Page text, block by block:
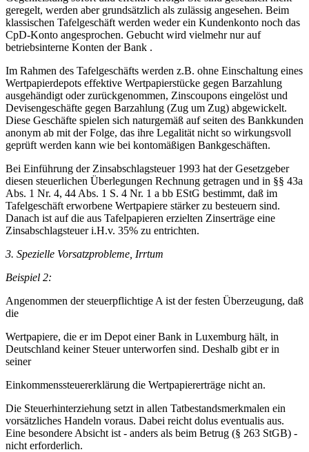
geregelt, werden aber grundsätzlich als zulässig angesehen. Beim
klassischen Tafelgeschäft werden weder ein Kundenkonto noch das
CpD-Konto angesprochen. Gebucht wird vielmehr nur auf
betriebsinterne Konten der Bank .
Im Rahmen des Tafelgeschäfts werden z.B. ohne Einschaltung eines
Wertpapierdepots effektive Wertpapierstücke gegen Barzahlung
ausgehändigt oder zurückgenommen, Zinscoupons eingelöst und
Devisengeschäfte gegen Barzahlung (Zug um Zug) abgewickelt.
Diese Geschäfte spielen sich naturgemäß auf seiten des Bankkunden
anonym ab mit der Folge, das ihre Legalität nicht so wirkungsvoll
geprüft werden kann wie bei kontomäßigen Bankgeschäften.
Bei Einführung der Zinsabschlagsteuer 1993 hat der Gesetzgeber
diesen steuerlichen Überlegungen Rechnung getragen und in §§ 43a
Abs. 1 Nr. 4, 44 Abs. 1 S. 4 Nr. 1 a bb EStG bestimmt, daß im
Tafelgeschäft erworbene Wertpapiere stärker zu besteuern sind.
Danach ist auf die aus Tafelpapieren erzielten Zinserträge eine
Zinsabschlagsteuer i.H.v. 35% zu entrichten.
3. Spezielle Vorsatzprobleme, Irrtum
Beispiel 2:
Angenommen der steuerpflichtige A ist der festen Überzeugung, daß
die
Wertpapiere, die er im Depot einer Bank in Luxemburg hält, in
Deutschland keiner Steuer unterworfen sind. Deshalb gibt er in
seiner
Einkommenssteuererklärung die Wertpapiererträge nicht an.
Die Steuerhinterziehung setzt in allen Tatbestandsmerkmalen ein
vorsätzliches Handeln voraus. Dabei reicht dolus eventualis aus.
Eine besondere Absicht ist - anders als beim Betrug (§ 263 StGB) -
nicht erforderlich.